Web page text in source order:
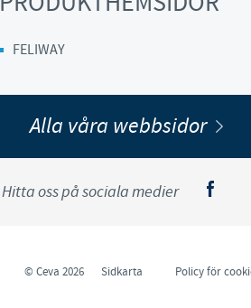
FELIWAY
Alla våra webbsidor
Hitta oss på sociala medier
© Ceva 2026 Sidkarta Policy för